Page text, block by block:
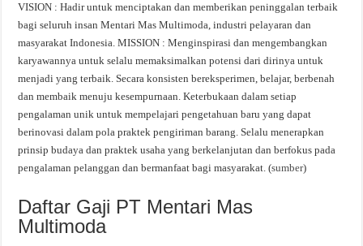
VISION : Hadir untuk menciptakan dan memberikan peninggalan terbaik
bagi seluruh insan Mentari Mas Multimoda, industri pelayaran dan
masyarakat Indonesia. MISSION : Menginspirasi dan mengembangkan
karyawannya untuk selalu memaksimalkan potensi dari dirinya untuk
menjadi yang terbaik. Secara konsisten bereksperimen, belajar, berbenah
dan membaik menuju kesempurnaan. Keterbukaan dalam setiap
pengalaman unik untuk mempelajari pengetahuan baru yang dapat
berinovasi dalam pola praktek pengiriman barang. Selalu menerapkan
prinsip budaya dan praktek usaha yang berkelanjutan dan berfokus pada
pengalaman pelanggan dan bermanfaat bagi masyarakat. (sumber)
Daftar Gaji PT Mentari Mas
Multimoda